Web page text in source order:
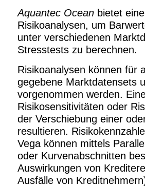
Aquantec Ocean bietet
Risikoanalysen, um
unter verschiedenen
Stresstests zu berechnen.
Risikoanalysen können für
gegebene Marktdatensets
vorgenommen werden.
Risikosensitivitäten oder
der Verschiebung einer
resultieren.
Vega können mittels
oder Kurvenabschnitten
Auswirkungen von
Ausfälle von